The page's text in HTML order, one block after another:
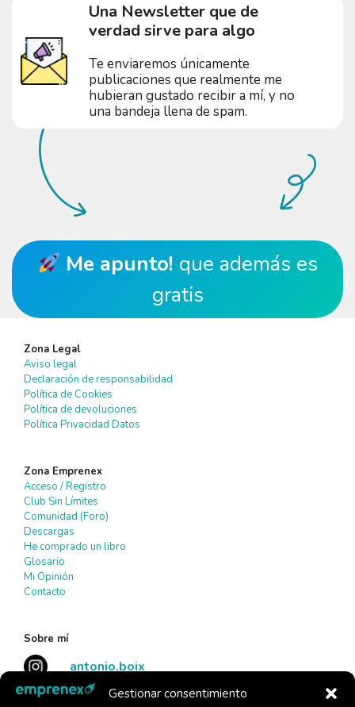
Gestionar consentimiento
Una Newsletter que de
verdad sirve para algo
Te enviaremos únicamente
publicaciones que realmente me
hubieran gustado recibir a mí, y no
una bandeja llena de spam.
Me apunto! que además es
gratis
Zona Legal
Aviso legal
Declaración de responsabilidad
Política de Cookies
Política de devoluciones
Política Privacidad Datos
Zona Emprenex
Acceso / Registro
Club Sin Límites
Comunidad (Foro)
Descargas
He comprado un libro
Glosario
Mi Opinión
Contacto
Sobre mí
antonio.boix
antonioboix